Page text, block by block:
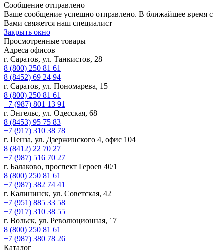
Сообщение отправлено
Ваше сообщение успешно отправлено. В ближайшее время с
Вами свяжется наш специалист
Закрыть окно
Просмотренные товары
Адреса офисов
г. Саратов, ул. Танкистов, 28
8 (800) 250 81 61
8 (8452) 69 24 94
г. Саратов, ул. Пономарева, 15
8 (800) 250 81 61
+7 (987) 801 13 91
г. Энгельс, ул. Одесская, 68
8 (8453) 95 75 83
+7 (917) 310 38 78
г. Пенза, ул. Дзержинского 4, офис 104
8 (8412) 22 70 27
+7 (987) 516 70 27
г. Балаково, проспект Героев 40/1
8 (800) 250 81 61
+7 (987) 382 74 41
г. Калининск, ул. Советская, 42
+7 (951) 885 33 58
+7 (917) 310 38 55
г. Вольск, ул. Революционная, 17
8 (800) 250 81 61
+7 (987) 380 78 26
Каталог